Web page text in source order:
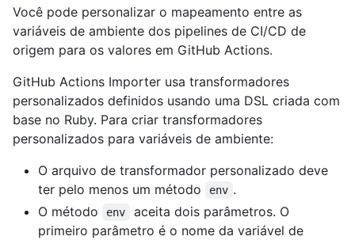
Você pode personalizar o mapeamento entre as
variáveis de ambiente dos pipelines de CI/CD de
origem para os valores em GitHub Actions.
GitHub Actions Importer usa transformadores
personalizados definidos usando uma DSL criada com
base no Ruby. Para criar transformadores
personalizados para variáveis de ambiente:
O arquivo de transformador personalizado deve
ter pelo menos um método
env .
O método
env
aceita dois parâmetros. O
primeiro parâmetro é o nome da variável de